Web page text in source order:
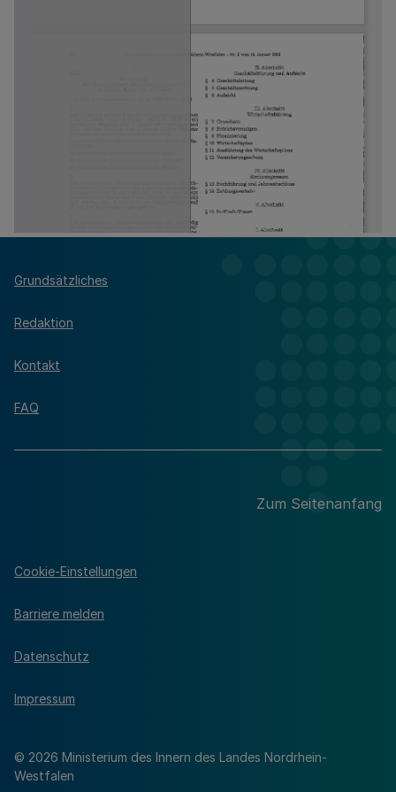
Grundsätzliches
Redaktion
Kontakt
FAQ
Zum Seitenanfang
© 2026 Ministerium des Innern des Landes Nordrhein-
Westfalen
Cookie-Einstellungen
Barriere melden
Datenschutz
Impressum